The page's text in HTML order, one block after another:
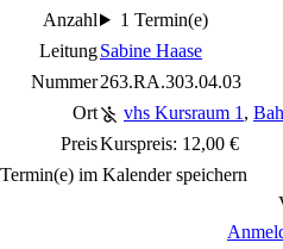
Anzahl
1 Termin(e)
LeitungSabine Haase
Nummer263.RA.303.04.03
Ort
vhs Kursraum 1 ,
PreisKurspreis: 12,00 €
Termin(e) im Kalender speichern